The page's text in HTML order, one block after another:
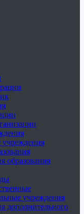
образования
учреждения
дополнительного